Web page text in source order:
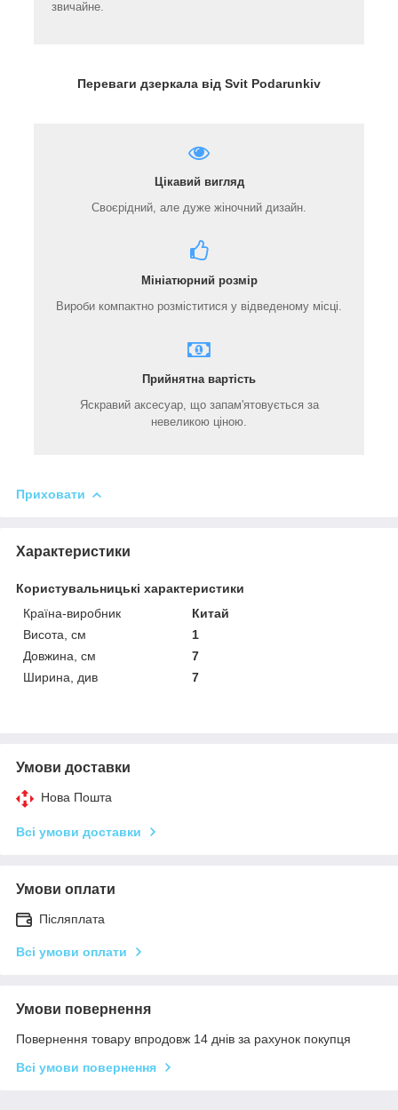
звичайне.
Переваги дзеркала від Svit Podarunkiv
Цікавий вигляд
Своєрідний, але дуже жіночний дизайн.
Мініатюрний розмір
Вироби компактно розміститися у відведеному місці.
Прийнятна вартість
Яскравий аксесуар, що запам'ятовується за
невеликою ціною.
Приховати
Характеристики
Користувальницькі характеристики
Країна-виробник
Китай
Висота, см
1
Довжина, см
7
Ширина, див
7
Умови доставки
Нова Пошта
Всі умови доставки
Умови оплати
Післяплата
Всі умови оплати
Умови повернення
Повернення товару впродовж 14 днів за рахунок покупця
Всі умови повернення